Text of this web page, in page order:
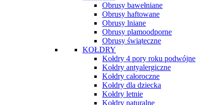
Obrusy bawełniane
Obrusy haftowane
Obrusy lniane
Obrusy plamoodporne
Obrusy świąteczne
KOŁDRY
Kołdry 4 pory roku podwójne
Kołdry antyalergiczne
Kołdry całoroczne
Kołdry dla dziecka
Kołdry letnie
Kołdry naturalne